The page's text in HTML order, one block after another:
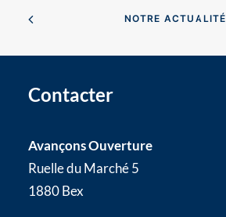
NOTRE ACTUALITÉ
Contacter
Avançons Ouverture
Ruelle du Marché 5
1880 Bex